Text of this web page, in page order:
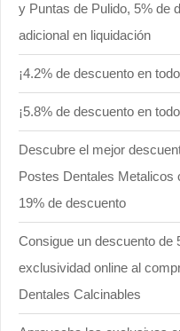
y Puntas de Pulido, 5% de
adicional en liquidación
¡4.2% de descuento en
¡5.8% de descuento en
Descubre el mejor
Postes Dentales Metalicos
19% de descuento
Consigue un descuento de
exclusividad online al
Dentales Calcinables